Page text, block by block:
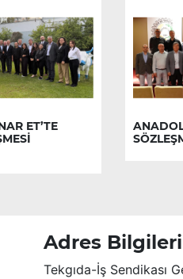
ET’TE
Adres
Tekgıda-İş Sendikası